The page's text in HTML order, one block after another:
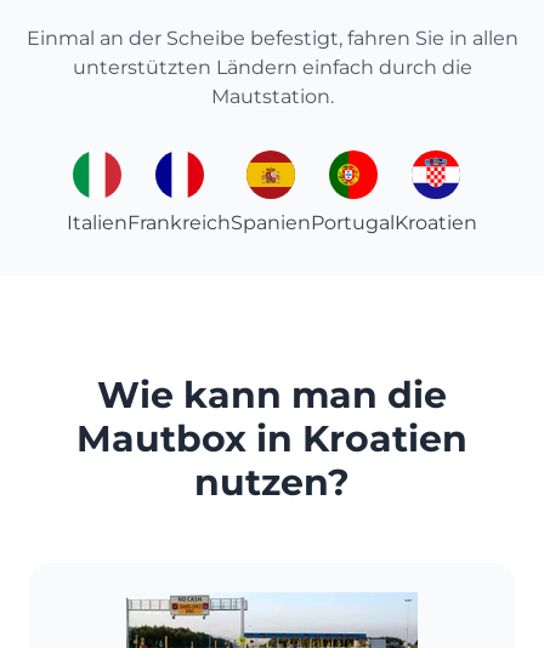
Einmal an der Scheibe befestigt, fahren Sie in allen
unterstützten Ländern einfach durch die
Mautstation.
ItalienFrankreichSpanienPortugalKroatien
Wie kann man die
Mautbox in Kroatien
nutzen?